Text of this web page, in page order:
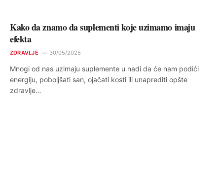
Kako da znamo da suplementi koje uzimamo imaju
efekta
ZDRAVLJE 30/05/2025
Mnogi od nas uzimaju suplemente u nadi da će nam podići
energiju, poboljšati san, ojačati kosti ili unaprediti opšte
zdravlje…